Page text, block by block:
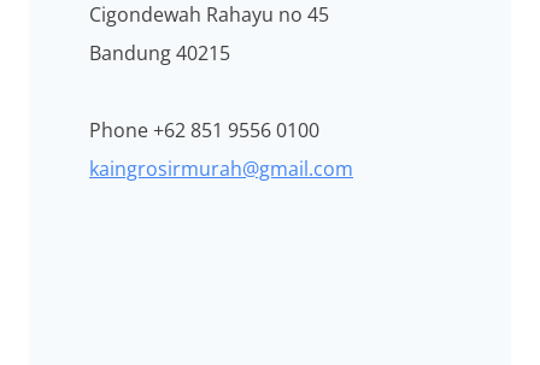
Cigondewah Rahayu no 45
Bandung 40215
Phone +62 851 9556 0100
kaingrosirmurah@gmail.com